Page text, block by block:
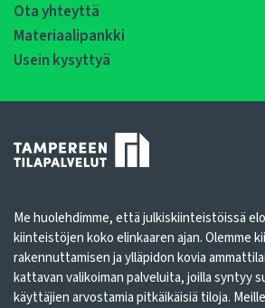
Ota yhteyttä
Materiaalipankki
Usein kysyttyä
Me huolehdimme, että julkiskiinteistöissä
kiinteistöjen koko elinkaaren ajan. Olemme
rakennuttamisen ja ylläpidon kovia
kattavan valikoiman palveluita, joilla syntyy
käyttäjien arvostamia pitkäikäisiä tiloja.